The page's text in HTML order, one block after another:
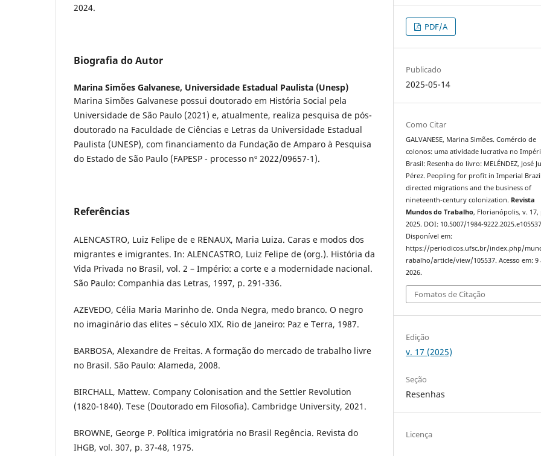
2024.
Biografia do Autor
Marina Simões Galvanese, Universidade Estadual Paulista (Unesp)
Marina Simões Galvanese possui doutorado em História Social pela
Universidade de São Paulo (2021) e, atualmente, realiza pesquisa de pós-
doutorado na Faculdade de Ciências e Letras da Universidade Estadual
Paulista (UNESP), com financiamento da Fundação de Amparo à Pesquisa
do Estado de São Paulo (FAPESP - processo nº 2022/09657-1).
Referências
ALENCASTRO, Luiz Felipe de e RENAUX, Maria Luiza. Caras e modos dos
migrantes e imigrantes. In: ALENCASTRO, Luiz Felipe de (org.). História da
Vida Privada no Brasil, vol. 2 – Império: a corte e a modernidade nacional.
São Paulo: Companhia das Letras, 1997, p. 291-336.
AZEVEDO, Célia Maria Marinho de. Onda Negra, medo branco. O negro
no imaginário das elites – século XIX. Rio de Janeiro: Paz e Terra, 1987.
BARBOSA, Alexandre de Freitas. A formação do mercado de trabalho livre
no Brasil. São Paulo: Alameda, 2008.
BIRCHALL, Mattew. Company Colonisation and the Settler Revolution
(1820-1840). Tese (Doutorado em Filosofia). Cambridge University, 2021.
BROWNE, George P. Política imigratória no Brasil Regência. Revista do
IHGB, vol. 307, p. 37-48, 1975.
PDF/A
Publicado
2025-05-14
Como Citar
GALVANESE, Marina Simões. Comércio de
colonos: uma atividade lucrativa no
Brasil: Resenha do livro: MELÉNDEZ, José
Pérez. Peopling for profit in Imperial
directed migrations and the business of
nineteenth-century colonization. Revista
Mundos do Trabalho, Florianópolis, v. 17,
2025. DOI: 10.5007/1984-
Disponível em:
https://periodicos.ufsc.br/index.php/
rabalho/article/view/105537. Acesso em: 9
2026.
Fomatos de Citação
Edição
v. 17 (2025)
Seção
Resenhas
Licença